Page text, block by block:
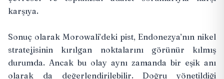
karşıya.
Sonuç olarak Morowali’deki pist, Endonezya’nın nikel
stratejisinin kırılgan noktalarını görünür kılmış
durumda. Ancak bu olay aynı zamanda bir eşik anı
olarak da değerlendirilebilir. Doğru yönetildiği